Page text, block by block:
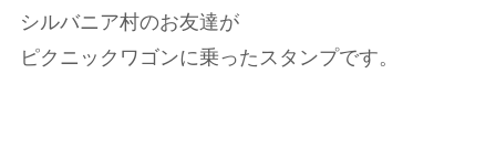
シルバニア村のお友達が
ピクニックワゴンに乗ったスタンプです。